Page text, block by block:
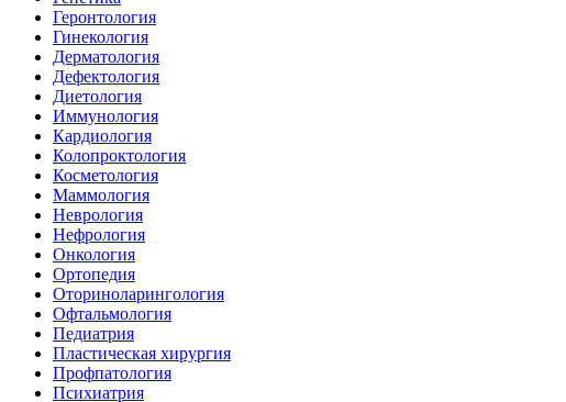
Геронтология
Гинекология
Дерматология
Дефектология
Диетология
Иммунология
Кардиология
Колопроктология
Косметология
Маммология
Неврология
Нефрология
Онкология
Ортопедия
Оториноларингология
Офтальмология
Педиатрия
Пластическая хирургия
Профпатология
Психиатрия